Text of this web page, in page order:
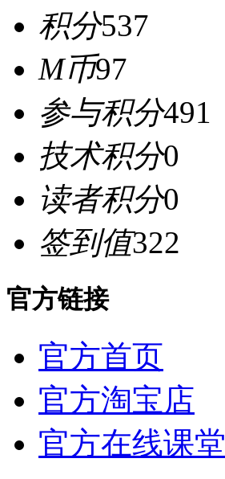
积分537
M币97
参与积分491
技术积分0
读者积分0
签到值322
官方链接
官方首页
官方淘宝店
官方在线课堂